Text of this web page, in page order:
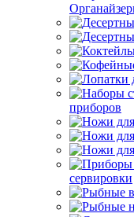
приборов
сервировки